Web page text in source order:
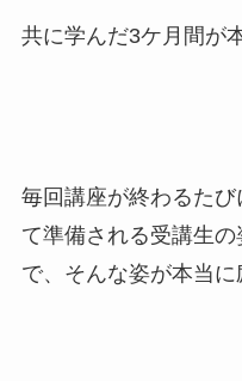
共に学んだ3ケ月間が
毎回講座が終わるた
て準備される受講生
で、そんな姿が本当に